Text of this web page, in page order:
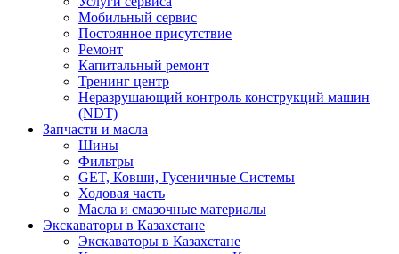
Мобильный сервис
Постоянное присутствие
Ремонт
Капитальный ремонт
Тренинг центр
Неразрушающий контроль конструкций машин
(NDT)
Запчасти и масла
Шины
Фильтры
GET, Ковши, Гусеничные Системы
Ходовая часть
Масла и смазочные материалы
Экскаваторы в Казахстане
Экскаваторы в Казахстане